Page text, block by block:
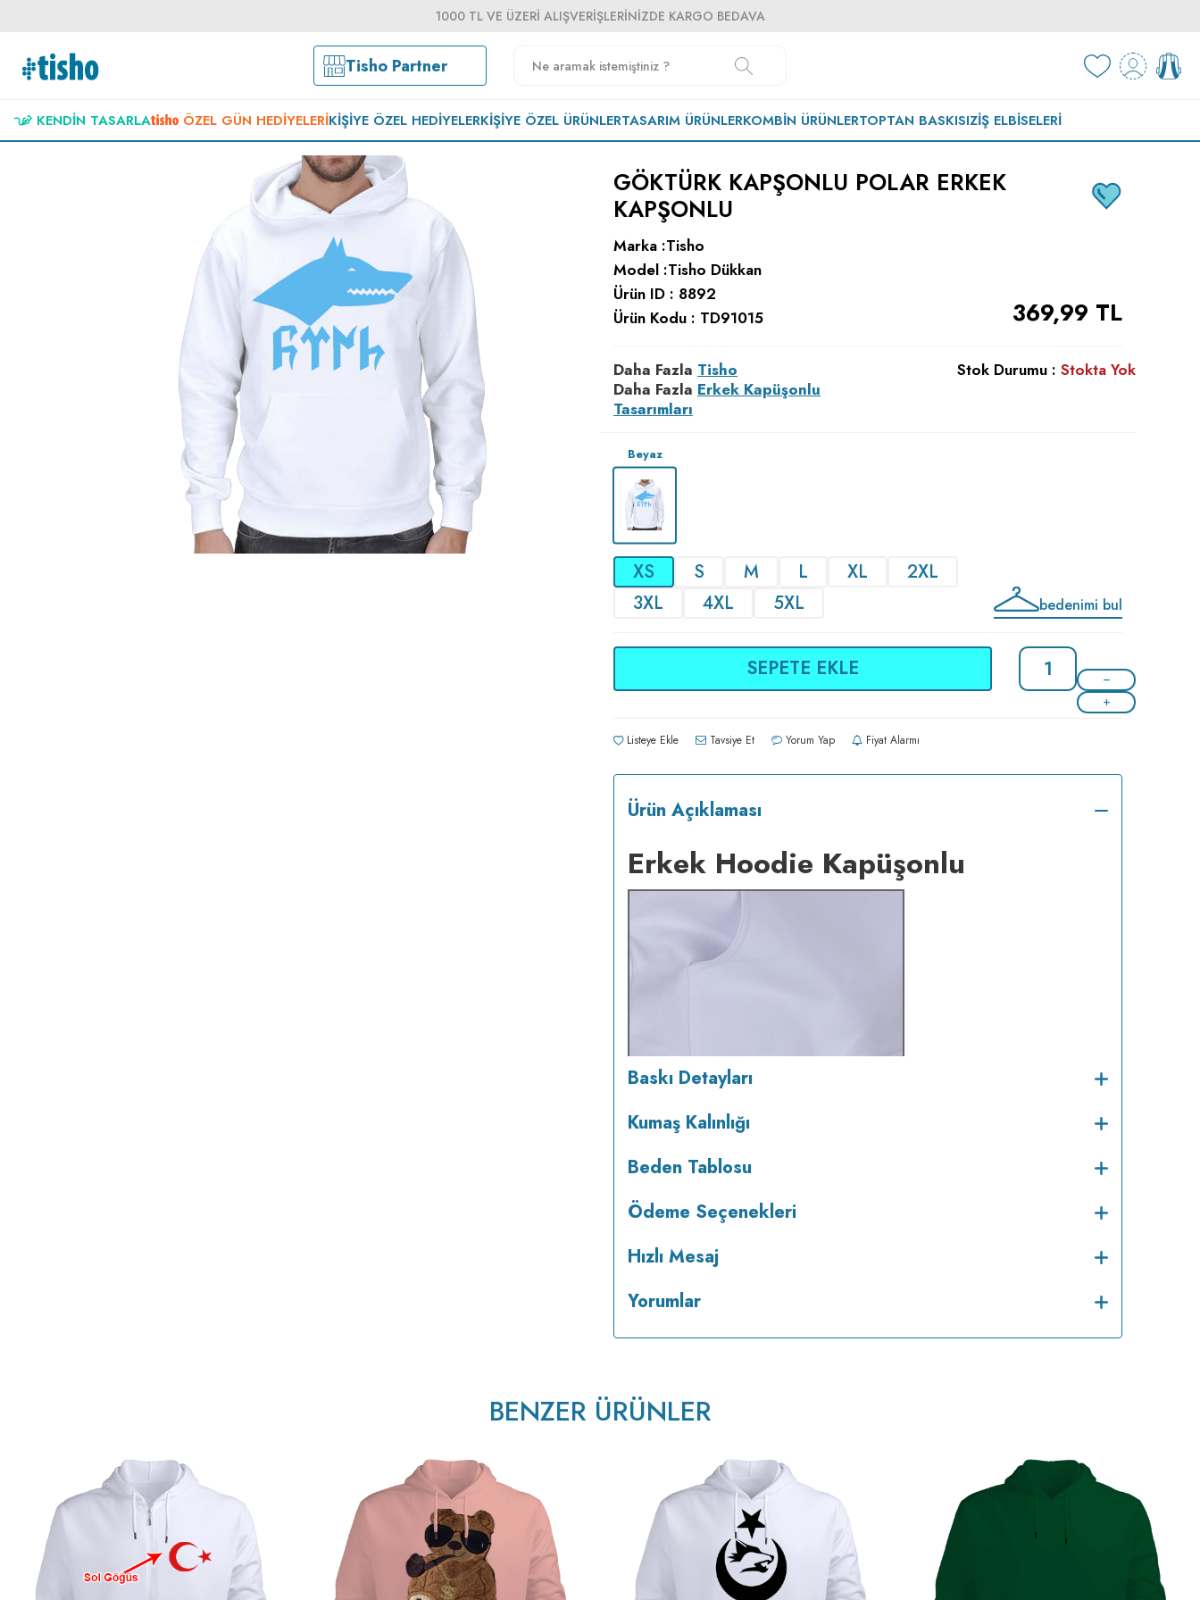
1000 TL VE ÜZERI ALIŞVERIŞLERINIZDE KARGO BEDAVA
Tisho Partner
KENDIN TASARLA ÖZEL GÜN HEDIYELERIKIŞIYE ÖZEL HEDIYELERKIŞIYE ÖZEL ÜRÜNLERTASARIM ÜRÜNLERKOMBIN ÜRÜNLERTOPTAN BASKISIZİŞ ELBISELERI
GÖKTÜRK KAPŞONLU POLAR ERKEK
KAPŞONLU
Marka :Tisho
Model :Tisho Dükkan
Ürün ID : 8892
Ürün Kodu : TD91015 369,99 TL
Daha Fazla Tisho
Daha Fazla Erkek Kapüşonlu
Tasarımları
Stok Durumu : Stokta Yok
Beyaz
XS S M L XL
2XL
3XL
4XL 5XL bedenimi bul
SEPETE EKLE
Listeye Ekle Tavsiye Et Yorum Yap Fiyat Alarmı
Ürün Açıklaması
Erkek Hoodie Kapüşonlu
Baskı Detayları
Kumaş Kalınlığı
Beden Tablosu
Ödeme Seçenekleri
Hızlı Mesaj
Yorumlar
BENZER ÜRÜNLER